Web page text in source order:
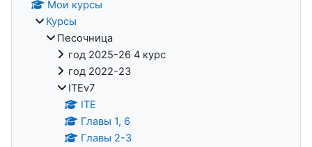
Мои курсы
Курсы
Песочница
год 2025-26 4 курс
год 2022-23
ITEv7
ITE
Главы 1, 6
Главы 2-3